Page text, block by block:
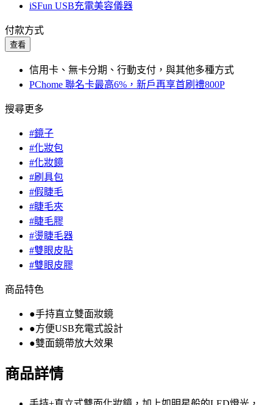
iSFun USB充電美容儀器
付款方式
查看
信用卡、無卡分期、行動支付，與其他多種方式
PChome 聯名卡最高6%，新戶再享首刷禮800P
搜尋更多
#鏡子
#化妝包
#化妝鏡
#刷具包
#假睫毛
#睫毛夾
#睫毛膠
#燙睫毛器
#雙眼皮貼
#雙眼皮膠
商品特色
●手持直立雙面妝鏡
●方便USB充電式設計
●雙面鏡帶放大效果
商品詳情